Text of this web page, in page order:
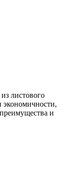
листового
экономичности,
и